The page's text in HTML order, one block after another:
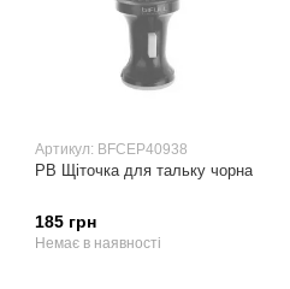
Артикул: BFCEP40938
РВ Щіточка для тальку чорна
185 грн
Немає в наявності